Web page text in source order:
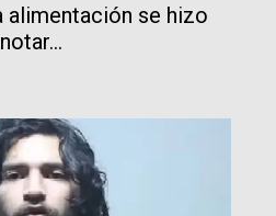
alimentación se hizo
notar...